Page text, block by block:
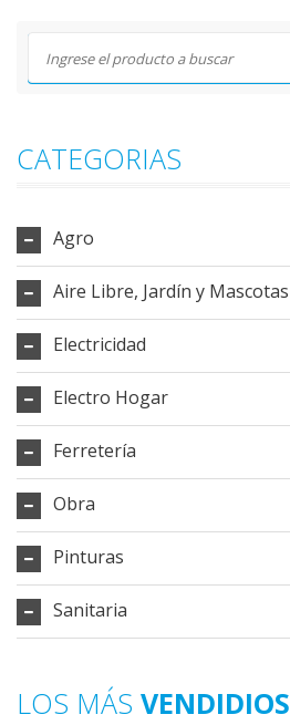
CATEGORIAS
Agro
Aire Libre, Jardín y Mascotas
Electricidad
Electro Hogar
Ferretería
Obra
Pinturas
Sanitaria
LOS MÁS VENDIDIOS